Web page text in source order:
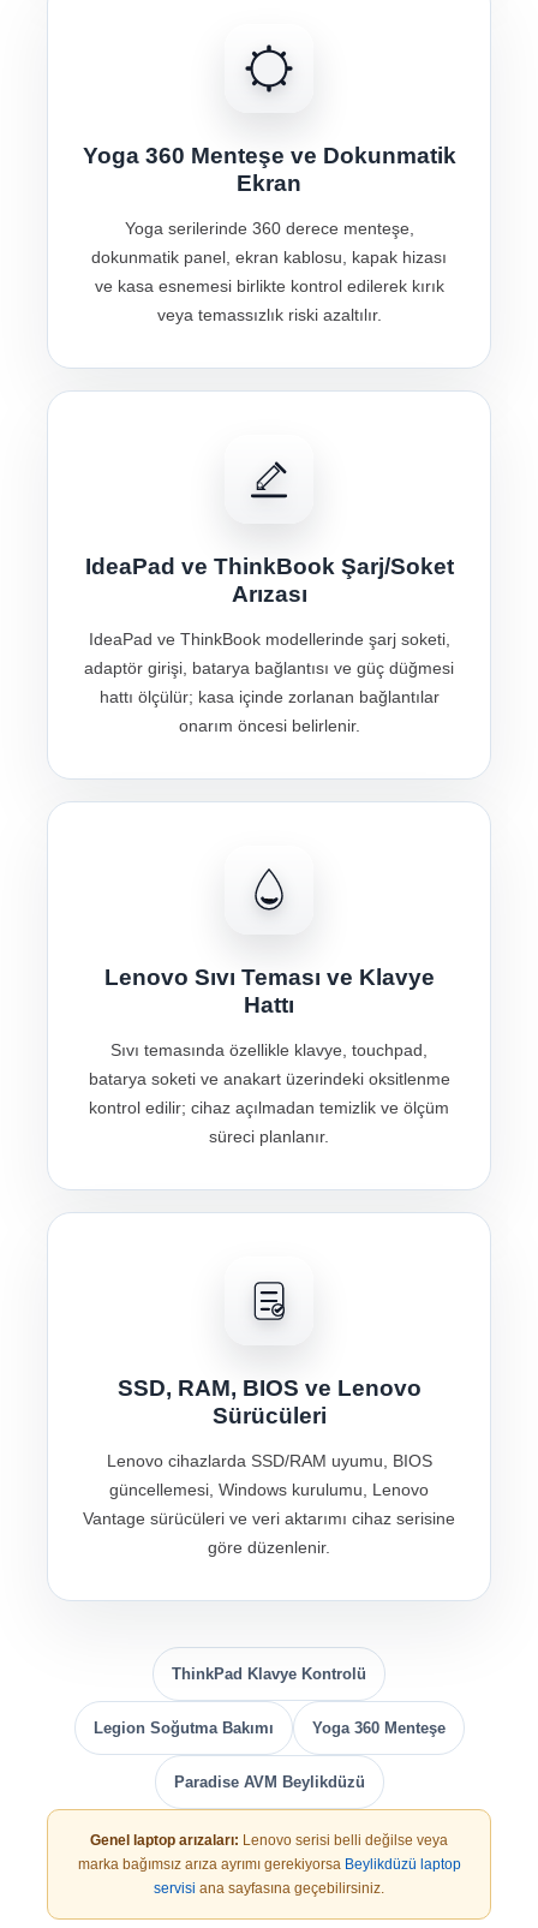
Yoga 360 Menteşe ve Dokunmatik
Ekran
Yoga serilerinde 360 derece menteşe,
dokunmatik panel, ekran kablosu, kapak hizası
ve kasa esnemesi birlikte kontrol edilerek kırık
veya temassızlık riski azaltılır.
IdeaPad ve ThinkBook Şarj/Soket
Arızası
IdeaPad ve ThinkBook modellerinde şarj soketi,
adaptör girişi, batarya bağlantısı ve güç düğmesi
hattı ölçülür; kasa içinde zorlanan bağlantılar
onarım öncesi belirlenir.
Lenovo Sıvı Teması ve Klavye
Hattı
Sıvı temasında özellikle klavye, touchpad,
batarya soketi ve anakart üzerindeki oksitlenme
kontrol edilir; cihaz açılmadan temizlik ve ölçüm
süreci planlanır.
SSD, RAM, BIOS ve Lenovo
Sürücüleri
Lenovo cihazlarda SSD/RAM uyumu, BIOS
güncellemesi, Windows kurulumu, Lenovo
Vantage sürücüleri ve veri aktarımı cihaz serisine
göre düzenlenir.
ThinkPad Klavye Kontrolü
Legion Soğutma Bakımı Yoga 360 Menteşe
Paradise AVM Beylikdüzü
Genel laptop arızaları: Lenovo serisi belli değilse veya
marka bağımsız arıza ayrımı gerekiyorsa Beylikdüzü laptop
servisi ana sayfasına geçebilirsiniz.